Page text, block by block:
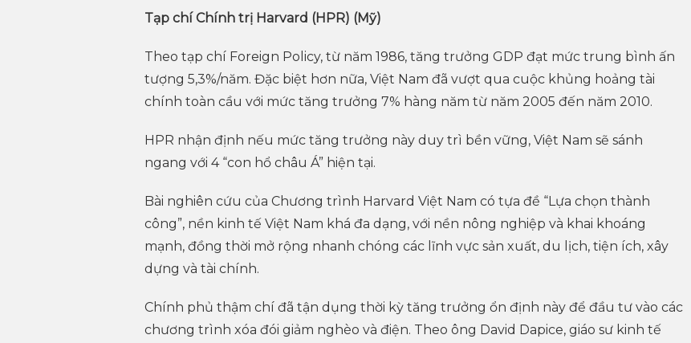
Tạp chí Chính trị Harvard (HPR) (Mỹ)
Theo tạp chí Foreign Policy, từ năm 1986, tăng trưởng GDP đạt mức trung bình ấn
tượng 5,3%/năm. Đặc biệt hơn nữa, Việt Nam đã vượt qua cuộc khủng hoảng tài
chính toàn cầu với mức tăng trưởng 7% hàng năm từ năm 2005 đến năm 2010.
HPR nhận định nếu mức tăng trưởng này duy trì bền vững, Việt Nam sẽ sánh
ngang với 4 “con hổ châu Á” hiện tại.
Bài nghiên cứu của Chương trình Harvard Việt Nam có tựa đề “Lựa chọn thành
công”, nền kinh tế Việt Nam khá đa dạng, với nền nông nghiệp và khai khoáng
mạnh, đồng thời mở rộng nhanh chóng các lĩnh vực sản xuất, du lịch, tiện ích, xây
dựng và tài chính.
Chính phủ thậm chí đã tận dụng thời kỳ tăng trưởng ổn định này để đầu tư vào các
chương trình xóa đói giảm nghèo và điện. Theo ông David Dapice, giáo sư kinh tế